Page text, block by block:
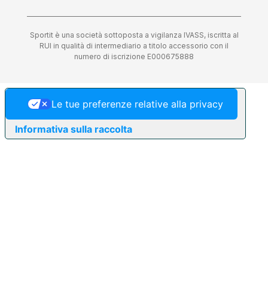
Sportit è una società sottoposta a vigilanza IVASS, iscritta al
RUI in qualità di intermediario a titolo accessorio con il
numero di iscrizione E000675888
Informativa sulla raccolta
Le tue preferenze relative alla privacy